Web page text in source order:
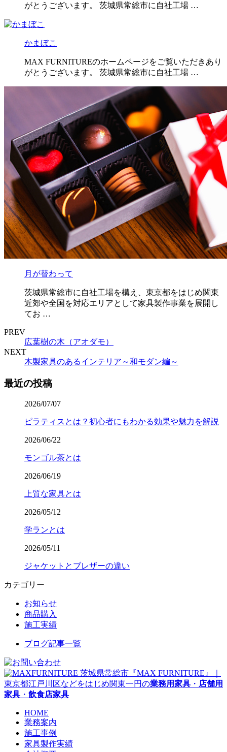
がとうございます。 茨城県常総市に自社工場 …
かまぼこ
MAX FURNITUREのホームページをご覧いただきあり
がとうございます。 茨城県常総市に自社工場 …
月が替わって
茨城県常総市に自社工場を構え、東京都をはじめ関東
近郊や全国を対応エリアとして家具製作事業を展開し
てお …
PREV
広葉樹の木（アオダモ）
NEXT
木製家具のあるインテリア～和モダン編～
最近の投稿
2026/07/07
ピラティスとは？初心者にもわかる効果や魅力を解説
2026/06/22
モンゴル茶とは
2026/06/19
上質な家具とは
2026/05/12
学ランとは
2026/05/11
ジャケットとブレザーの違い
カテゴリー
お知らせ
商品購入
施工実績
ブログ記事一覧
茨城県常総市『MAX FURNITURE』｜
東京都江戸川区などをはじめ関東一円の業務用家具 ・ 店舗用
家具 ・ 飲食店家具
HOME
業務案内
施工事例
家具製作実績